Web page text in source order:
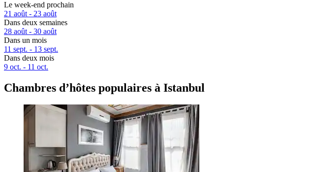
Le week-end prochain
21 août - 23 août
Dans deux semaines
28 août - 30 août
Dans un mois
11 sept. - 13 sept.
Dans deux mois
9 oct. - 11 oct.
Chambres d’hôtes populaires à Istanbul